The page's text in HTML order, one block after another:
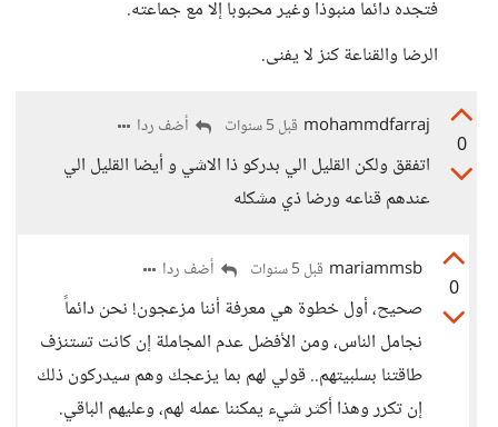
فتجده دائماً منبوذاً وغير محبوباً إلا مع جماعته.
الرضا والقناعة كنز لا يفنى.
0
mohammdfarraj قبل 5 سنوات أضف ردا
اتفقق ولكن القليل الي بدركو ذا الاشي و أيضا القليل الي
عندهم قناعه ورضا ذي مشكله
0
mariammsb قبل 5 سنوات أضف ردا
صحيح، أول خطوة هي معرفة أننا مزعجون! نحن دائماً
نجامل الناس، ومن الأفضل عدم المجاملة إن كانت تستنزف
طاقتنا بسلبيتهم.. قولي لهم بما يزعجك وهم سيدركون ذلك
إن تكرر وهذا أكثر شيء يمكننا عمله لهم، وعليهم الباقي.